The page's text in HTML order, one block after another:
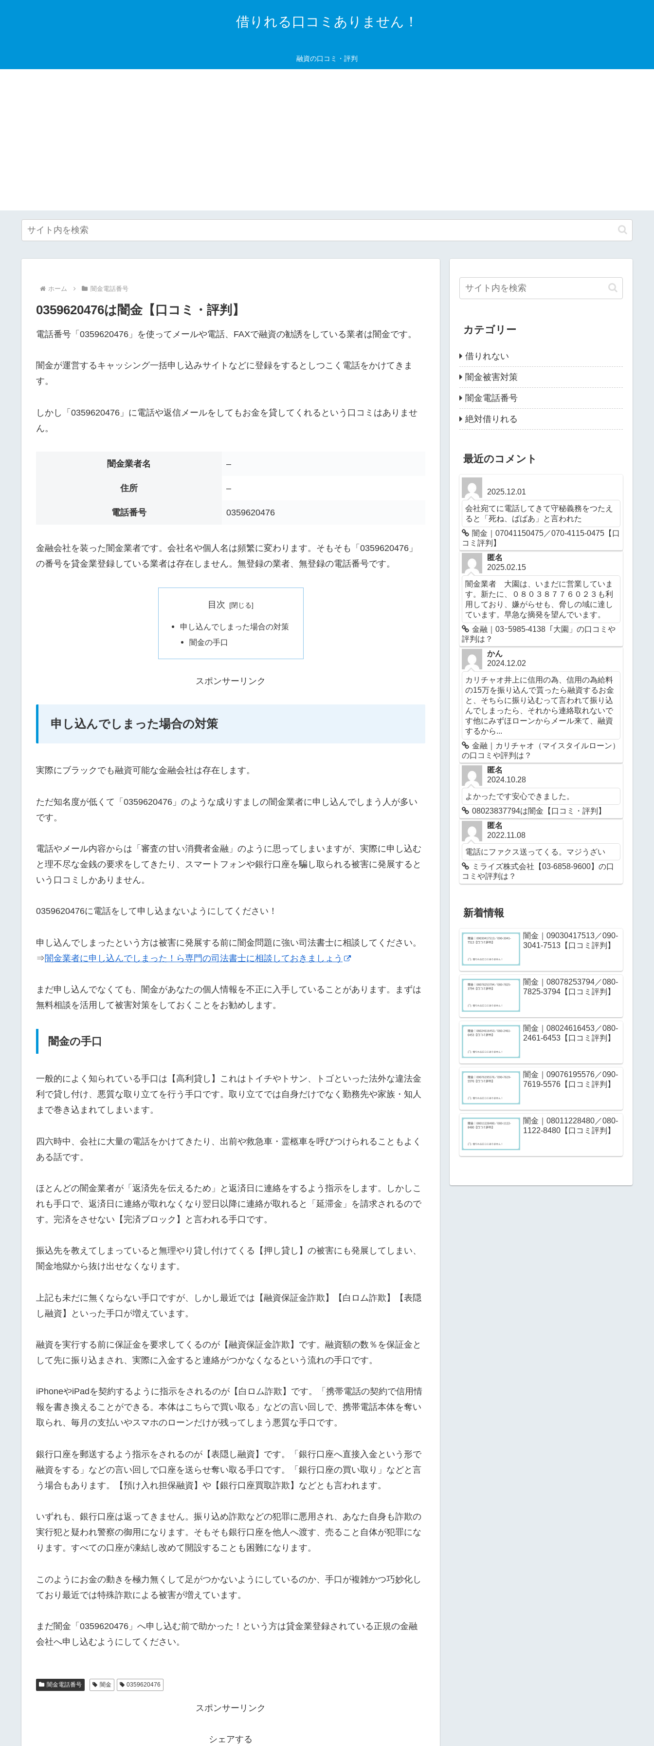
借りれる口コミありません！
融資の口コミ・評判
ホーム 闇金電話番号
0359620476は闇金【口コミ・評判】
電話番号「0359620476」を使ってメールや電話、FAXで融資の勧誘をしている業者は闇金です。
闇金が運営するキャッシング一括申し込みサイトなどに登録をするとしつこく電話をかけてきま
す。
しかし「0359620476」に電話や返信メールをしてもお金を貸してくれるという口コミはありませ
ん。
闇金業者名 –
住所 –
電話番号 0359620476
金融会社を装った闇金業者です。会社名や個人名は頻繁に変わります。そもそも「0359620476」
の番号を貸金業登録している業者は存在しません。無登録の業者、無登録の電話番号です。
目次
申し込んでしまった場合の対策
闇金の手口
スポンサーリンク
申し込んでしまった場合の対策
実際にブラックでも融資可能な金融会社は存在します。
ただ知名度が低くて「0359620476」のような成りすましの闇金業者に申し込んでしまう人が多い
です。
電話やメール内容からは「審査の甘い消費者金融」のように思ってしまいますが、実際に申し込む
と理不尽な金銭の要求をしてきたり、スマートフォンや銀行口座を騙し取られる被害に発展すると
いう口コミしかありません。
0359620476に電話をして申し込まないようにしてください！
申し込んでしまったという方は被害に発展する前に闇金問題に強い司法書士に相談してください。
⇒闇金業者に申し込んでしまった！ら専門の司法書士に相談しておきましょう
まだ申し込んでなくても、闇金があなたの個人情報を不正に入手していることがあります。まずは
無料相談を活用して被害対策をしておくことをお勧めします。
闇金の手口
一般的によく知られている手口は【高利貸し】これはトイチやトサン、トゴといった法外な違法金
利で貸し付け、悪質な取り立てを行う手口です。取り立てでは自身だけでなく勤務先や家族・知人
まで巻き込まれてしまいます。
四六時中、会社に大量の電話をかけてきたり、出前や救急車・霊柩車を呼びつけられることもよく
ある話です。
ほとんどの闇金業者が「返済先を伝えるため」と返済日に連絡をするよう指示をします。しかしこ
れも手口で、返済日に連絡が取れなくなり翌日以降に連絡が取れると「延滞金」を請求されるので
す。完済をさせない【完済ブロック】と言われる手口です。
振込先を教えてしまっていると無理やり貸し付けてくる【押し貸し】の被害にも発展してしまい、
闇金地獄から抜け出せなくなります。
上記も未だに無くならない手口ですが、しかし最近では【融資保証金詐欺】【白ロム詐欺】【表隠
し融資】といった手口が増えています。
融資を実行する前に保証金を要求してくるのが【融資保証金詐欺】です。融資額の数％を保証金と
して先に振り込まされ、実際に入金すると連絡がつかなくなるという流れの手口です。
iPhoneやiPadを契約するように指示をされるのが【白ロム詐欺】です。「携帯電話の契約で信用情
報を書き換えることができる。本体はこちらで買い取る」などの言い回しで、携帯電話本体を奪い
取られ、毎月の支払いやスマホのローンだけが残ってしまう悪質な手口です。
銀行口座を郵送するよう指示をされるのが【表隠し融資】です。「銀行口座へ直接入金という形で
融資をする」などの言い回しで口座を送らせ奪い取る手口です。「銀行口座の買い取り」などと言
う場合もあります。【預け入れ担保融資】や【銀行口座買取詐欺】などとも言われます。
いずれも、銀行口座は返ってきません。振り込め詐欺などの犯罪に悪用され、あなた自身も詐欺の
実行犯と疑われ警察の御用になります。そもそも銀行口座を他人へ渡す、売ること自体が犯罪にな
ります。すべての口座が凍結し改めて開設することも困難になります。
このようにお金の動きを極力無くして足がつかないようにしているのか、手口が複雑かつ巧妙化し
ており最近では特殊詐欺による被害が増えています。
まだ闇金「0359620476」へ申し込む前で助かった！という方は貸金業登録されている正規の金融
会社へ申し込むようにしてください。
闇金電話番号 闇金 0359620476
スポンサーリンク
シェアする
カテゴリー
借りれない
闇金被害対策
闇金電話番号
絶対借りれる
最近のコメント
2025.12.01
会社宛てに電話してきて守秘義務をつたえ
ると「死ね、ばばあ」と言われた
闇金｜07041150475／070-4115-0475【口
コミ評判】
匿名
2025.02.15
闇金業者 大園は、いまだに営業していま
す。新たに、０８０３８７７６０２３も利
用しており、嫌がらせも、脅しの域に達し
ています。早急な摘発を望んでいます。
金融｜03ｰ5985-4138「大園」の口コミや
評判は？
かん
2024.12.02
カリチャオ井上に信用の為、信用の為給料
の15万を振り込んで貰ったら融資するお金
と、そちらに振り込むって言われて振り込
んでしまったら、それから連絡取れないで
す他にみずほローンからメール来て、融資
するから...
金融｜カリチャオ（マイスタイルローン）
の口コミや評判は？
匿名
2024.10.28
よかったです安心できました。
08023837794は闇金【口コミ・評判】
匿名
2022.11.08
電話にファクス送ってくる。マジうざい
ミライズ株式会社【03-6858-9600】の口
コミや評判は？
新着情報
闇金｜09030417513／090-
3041-7513【口コミ評判】
闇金｜08078253794／080-
7825-3794【口コミ評判】
闇金｜08024616453／080-
2461-6453【口コミ評判】
闇金｜09076195576／090-
7619-5576【口コミ評判】
闇金｜08011228480／080-
1122-8480【口コミ評判】